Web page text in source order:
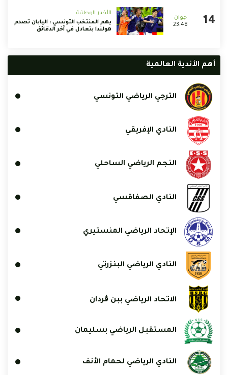
23:48
الأخبار الوطنية
يهم المنتخب التونسي : اليابان تصدم
هولندا بتعادل في آخر الدقائق
أهم الأندية العالمية
الترجي الرياضي التونسي
النادي الإفريقي
النجم الرياضي الساحلي
النادي الصفاقسي
الإتحاد الرياضي المنستيري
النادي الرياضي البنزرتي
الاتحاد الرياضي ببن ڨردان
المستقبل الرياضي بسليمان
النادي الرياضي لحمام الأنف